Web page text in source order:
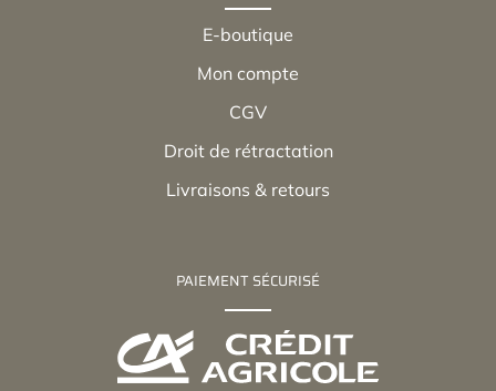
E-boutique
Mon compte
CGV
Droit de rétractation
Livraisons & retours
PAIEMENT SÉCURISÉ